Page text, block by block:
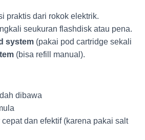
praktis dari rokok elektrik.
seukuran flashdisk atau pena.
system (pakai pod cartridge sekali
(bisa refill manual).
dibawa
dan efektif (karena pakai salt